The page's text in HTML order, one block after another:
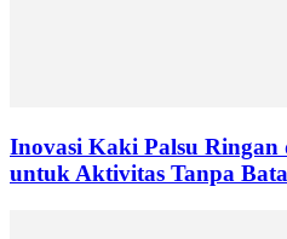
Inovasi Kaki Palsu Ringan
untuk Aktivitas Tanpa